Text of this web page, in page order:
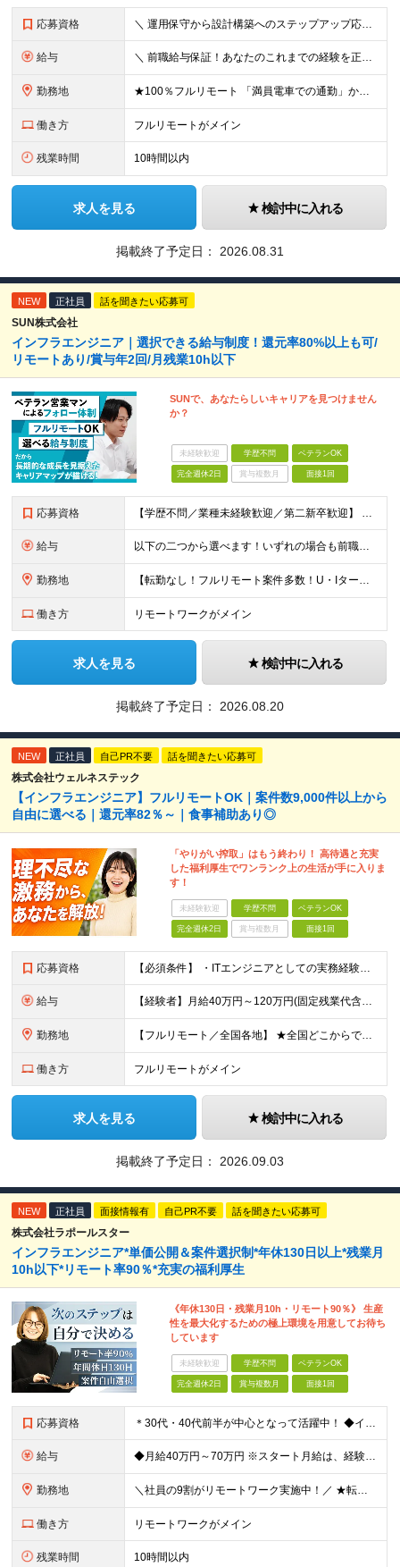
応募資格 ＼ 運用保守から設計構築へのステップアップ応援！ ／ ★学歴・分野不問（運用保守経験のみでも歓迎） ★「設計・構築に挑戦したい」「市場価値を高めたい」という意欲を重視！ ┗豊富な案件（SIer直下など
給与 ＼ 前職給与保証！あなたのこれまでの経験を正当評価 ／ ★月収50万円～スタート！【年俸600万～1,162万8,000円（12分割）】 ――「頑張りが給与に直結しない…」そんな不満とは無縁の環境で
勤務地 ★100％フルリモート 「満員電車での通勤」から卒業できます！ ★転勤なし 【本社】 東京都新宿区神楽坂1-2 研究社英語センタービル3階 本社またはプロジェクト先にて勤務いただきます！ ※プロジ
働き方 フルリモートがメイン
残業時間 10時間以内
求人を見る 検討中に入れる
掲載終了予定日： 2026.08.31
NEW 正社員 話を聞きたい応募可
SUN株式会社
インフラエンジニア｜選択できる給与制度！還元率80%以上も可/
リモートあり/賞与年2回/月残業10h以下
SUNで、あなたらしいキャリアを見つけません
か？
未経験歓迎 学歴不問 ベテランOK
完全週休2日 賞与複数月 面接1回
応募資格 【学歴不問／業種未経験歓迎／第二新卒歓迎】 ■IT・システムエンジニアの実務経験をお持ちの方※工程や使用言語、経験年数は不問 ◎転職回数は不問 ＼下記のような方にオススメ／ ・安定した収入を得たい方
給与 以下の二つから選べます！いずれの場合も前職の給与を考盛し給与シミュレーションを作成します。 【プロセス型（コツコツ給与を上げたい方向け）】 ■月給25万円～50万円 ※年齢や社歴、仕事の取り組み姿勢
勤務地 【転勤なし！フルリモート案件多数！U・Iターン歓迎】 一都三県を中心に豊富な案件を保有しております！ 東京・愛知・大阪・広島・福岡・新潟の 各プロジェクト先または自社拠点 ※勤務地は希望を考慮します
働き方 リモートワークがメイン
求人を見る 検討中に入れる
掲載終了予定日： 2026.08.20
NEW 正社員 自己PR不要 話を聞きたい応募可
株式会社ウェルネステック
【インフラエンジニア】フルリモートOK｜案件数9,000件以上から
自由に選べる｜還元率82％～｜食事補助あり◎
「やりがい搾取」はもう終わり！ 高待遇と充実
した福利厚生でワンランク上の生活が手に入りま
す！
未経験歓迎 学歴不問 ベテランOK
完全週休2日 賞与複数月 面接1回
応募資格 【必須条件】 ・ITエンジニアとしての実務経験が1年以上ある方 ※開発・インフラ・運用保守など分野・フェーズは不問！ ※学歴不問 【歓迎条件】 ・基本設計、詳細設計などの経験がある方 ・AWS, G
給与 【経験者】月給40万円～120万円(固定残業代含む)+各種手当 ※月給には、みなし残業手当(月30時間／5万8,000円～15万7,000円)を含みます ※上記を超える時間外労働分は追加で支給します
勤務地 【フルリモート／全国各地】 ★全国どこからでも参画可能！フルリモート案件も多数！ ※プロジェクトは100%選択制。あなたの希望を最優先します。 ※フルリモート、ハイブリッド、常駐案件から自由に選択可能
働き方 フルリモートがメイン
求人を見る 検討中に入れる
掲載終了予定日： 2026.09.03
NEW 正社員 面接情報有 自己PR不要 話を聞きたい応募可
株式会社ラポールスター
インフラエンジニア*単価公開＆案件選択制*年休130日以上*残業月
10h以下*リモート率90％*充実の福利厚生
《年休130日・残業月10h・リモート90％》 生産
性を最大化するための極上環境を用意してお待ち
しています
未経験歓迎 学歴不問 ベテランOK
完全週休2日 賞与複数月 面接1回
応募資格 ＊30代・40代前半が中心となって活躍中！ ◆インフラ（サーバー・ネットワーク・クラウド等）の設計、構築、テストいずれかの実務経験3年以上 ◆学歴不問 ★求める人物像： ◎他責ではなく、自身のキャ
給与 ◆月給40万円～70万円 ※スタート月給は、経験・能力・前職の給与等を考慮の上で決定いたします。 ※上記金額には残業の有無に関わらず、 月30時間分の固定残業代（7万6,000円～13万3,000円
勤務地 ＼社員の9割がリモートワーク実施中！／ ★転勤ナシ！ ★UIターン歓迎！ 関東、関西、東海、九州・中国エリアの各プロジェクト先から希望を優先して決定。 ※リモート案件も多数あり！ ◆関東エリア
働き方 リモートワークがメイン
残業時間 10時間以内